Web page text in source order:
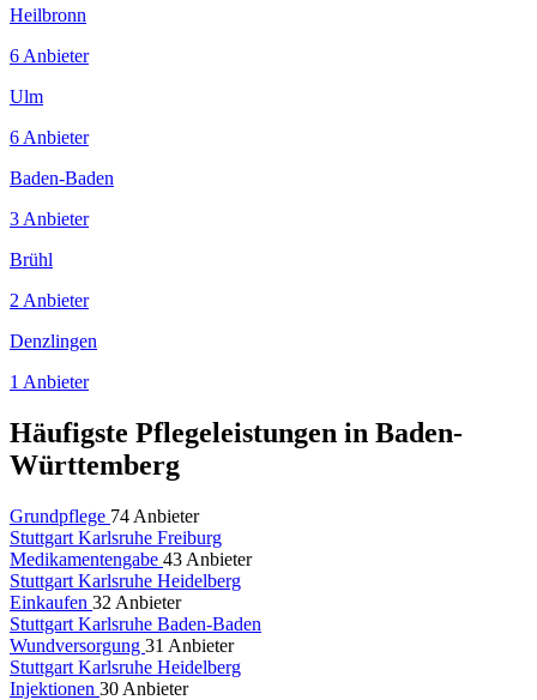
Heilbronn
6 Anbieter
Ulm
6 Anbieter
Baden-Baden
3 Anbieter
Brühl
2 Anbieter
Denzlingen
1 Anbieter
Häufigste Pflegeleistungen in Baden-
Württemberg
Grundpflege 74 Anbieter
Stuttgart Karlsruhe Freiburg
Medikamentengabe 43 Anbieter
Stuttgart Karlsruhe Heidelberg
Einkaufen 32 Anbieter
Stuttgart Karlsruhe Baden-Baden
Wundversorgung 31 Anbieter
Stuttgart Karlsruhe Heidelberg
Injektionen 30 Anbieter